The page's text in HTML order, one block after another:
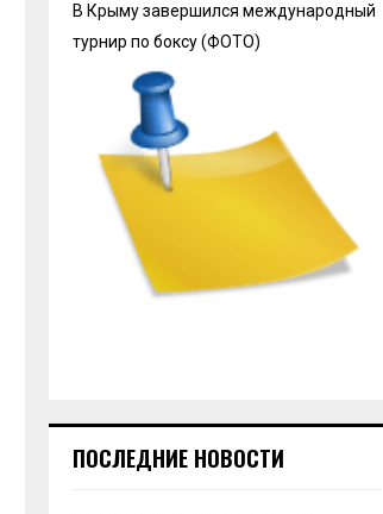
В Крыму завершился международный
турнир по боксу (ФОТО)
ПОСЛЕДНИЕ НОВОСТИ